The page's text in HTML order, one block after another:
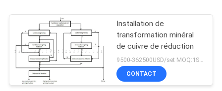
Installation de
transformation minéral
de cuivre de réduction
9500-362500USD/set MOQ:1SET
CONTACT